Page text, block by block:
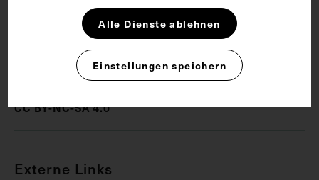
Medizingeschichte
CC BY-NC-SA 4.0
Externe Links
Alle Dienste ablehnen
Einstellungen speichern